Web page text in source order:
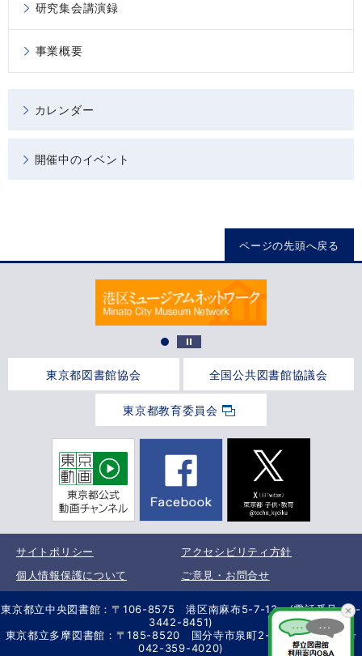
研究集会講演録
事業概要
カレンダー
開催中のイベント
ページの先頭へ戻る
東京都図書館協会 全国公共図書館協議会
東京都教育委員会
サイトポリシー
アクセシビリティ方針
個人情報保護について
ご意見・お問合せ
東京都立中央図書館：〒106-8575 港区南麻布5-7-13 (電話番号 03-
3442-8451)
東京都立多摩図書館：〒185-8520 国分寺市泉町2-2-26 (電話番号
042-359-4020)